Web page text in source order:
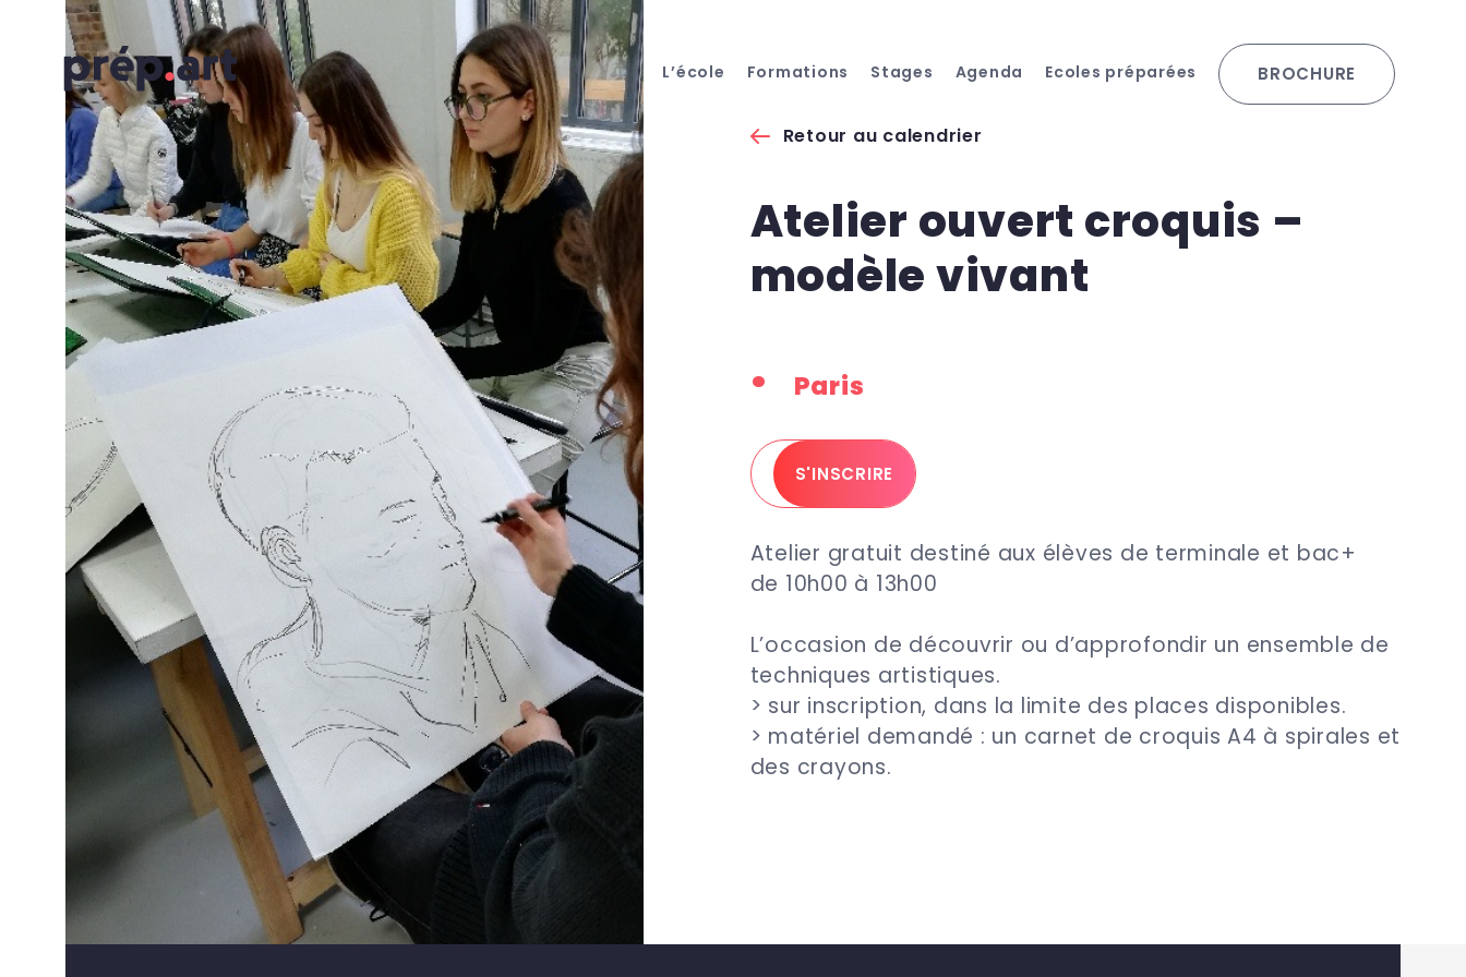
L’école Formations Stages Agenda Ecoles préparées BROCHURE
Retour au calendrier
Atelier ouvert croquis –
modèle vivant
Paris
S'INSCRIRE
Atelier gratuit destiné aux élèves de terminale et bac+
de 10h00 à 13h00
L’occasion de découvrir ou d’approfondir un ensemble de
techniques artistiques.
> sur inscription, dans la limite des places disponibles.
> matériel demandé : un carnet de croquis A4 à spirales et
des crayons.